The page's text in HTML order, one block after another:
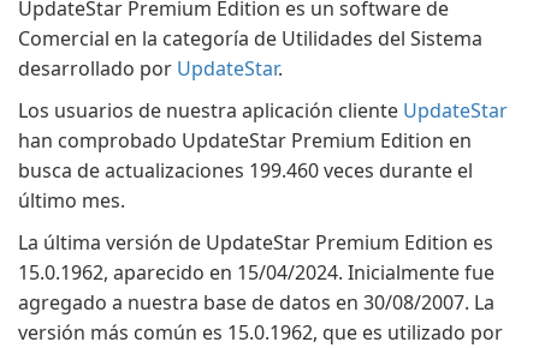
UpdateStar Premium Edition es un software de
Comercial en la categoría de Utilidades del Sistema
desarrollado por UpdateStar.
Los usuarios de nuestra aplicación cliente UpdateStar
han comprobado UpdateStar Premium Edition en
busca de actualizaciones 199.460 veces durante el
último mes.
La última versión de UpdateStar Premium Edition es
15.0.1962, aparecido en 15/04/2024. Inicialmente fue
agregado a nuestra base de datos en 30/08/2007. La
versión más común es 15.0.1962, que es utilizado por